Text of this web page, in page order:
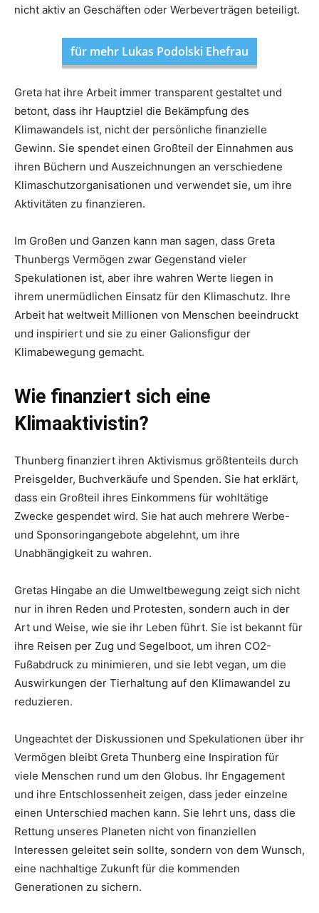
nicht aktiv an Geschäften oder Werbeverträgen beteiligt.
für mehr Lukas Podolski Ehefrau
Greta hat ihre Arbeit immer transparent gestaltet und
betont, dass ihr Hauptziel die Bekämpfung des
Klimawandels ist, nicht der persönliche finanzielle
Gewinn. Sie spendet einen Großteil der Einnahmen aus
ihren Büchern und Auszeichnungen an verschiedene
Klimaschutzorganisationen und verwendet sie, um ihre
Aktivitäten zu finanzieren.
Im Großen und Ganzen kann man sagen, dass Greta
Thunbergs Vermögen zwar Gegenstand vieler
Spekulationen ist, aber ihre wahren Werte liegen in
ihrem unermüdlichen Einsatz für den Klimaschutz. Ihre
Arbeit hat weltweit Millionen von Menschen beeindruckt
und inspiriert und sie zu einer Galionsfigur der
Klimabewegung gemacht.
Wie finanziert sich eine
Klimaaktivistin?
Thunberg finanziert ihren Aktivismus größtenteils durch
Preisgelder, Buchverkäufe und Spenden. Sie hat erklärt,
dass ein Großteil ihres Einkommens für wohltätige
Zwecke gespendet wird. Sie hat auch mehrere Werbe-
und Sponsoringangebote abgelehnt, um ihre
Unabhängigkeit zu wahren.
Gretas Hingabe an die Umweltbewegung zeigt sich nicht
nur in ihren Reden und Protesten, sondern auch in der
Art und Weise, wie sie ihr Leben führt. Sie ist bekannt für
ihre Reisen per Zug und Segelboot, um ihren CO2-
Fußabdruck zu minimieren, und sie lebt vegan, um die
Auswirkungen der Tierhaltung auf den Klimawandel zu
reduzieren.
Ungeachtet der Diskussionen und Spekulationen über ihr
Vermögen bleibt Greta Thunberg eine Inspiration für
viele Menschen rund um den Globus. Ihr Engagement
und ihre Entschlossenheit zeigen, dass jeder einzelne
einen Unterschied machen kann. Sie lehrt uns, dass die
Rettung unseres Planeten nicht von finanziellen
Interessen geleitet sein sollte, sondern von dem Wunsch,
eine nachhaltige Zukunft für die kommenden
Generationen zu sichern.